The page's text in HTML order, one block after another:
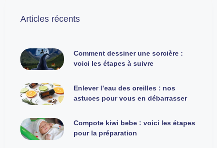
Articles récents
Comment dessiner une sorcière :
voici les étapes à suivre
Enlever l’eau des oreilles : nos
astuces pour vous en débarrasser
Compote kiwi bebe : voici les étapes
pour la préparation